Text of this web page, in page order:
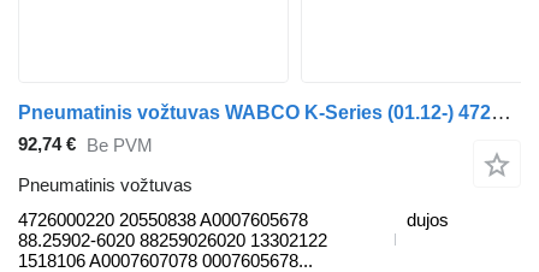
Pneumatinis vožtuvas WABCO K-Series (01.12-) 4726000220 autobuso Scania K,N,F-series bus (2006-)
92,74 € Be PVM
Pneumatinis vožtuvas
4726000220 20550838 A0007605678
88.25902-6020 88259026020 13302122
1518106 A0007607078 0007605678...
dujos